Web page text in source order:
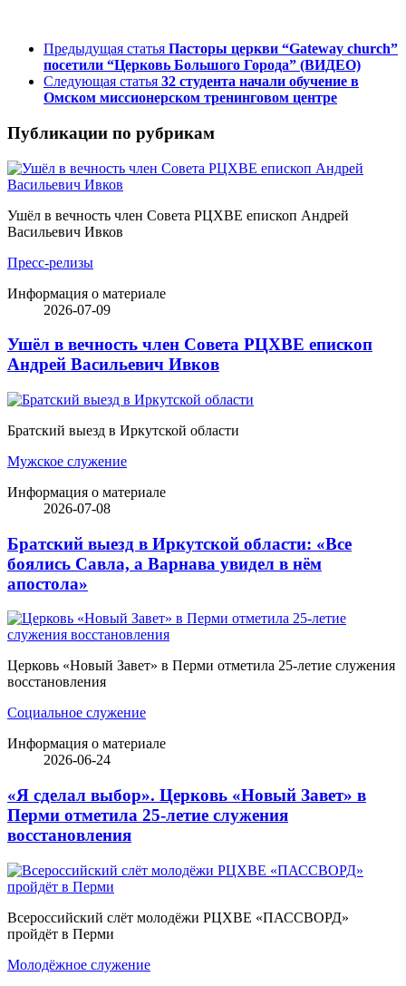
Предыдущая статья Пасторы церкви “Gateway church”
посетили “Церковь Большого Города” (ВИДЕО)
Следующая статья 32 студента начали обучение в
Омском миссионерском тренинговом центре
Публикации по рубрикам
Ушёл в вечность член Совета РЦХВЕ епископ Андрей
Васильевич Ивков
Пресс-релизы
Информация о материале
2026-07-09
Ушёл в вечность член Совета РЦХВЕ епископ
Андрей Васильевич Ивков
Братский выезд в Иркутской области
Мужское служение
Информация о материале
2026-07-08
Братский выезд в Иркутской области: «Все
боялись Савла, а Варнава увидел в нём
апостола»
Церковь «Новый Завет» в Перми отметила 25-летие служения
восстановления
Социальное служение
Информация о материале
2026-06-24
«Я сделал выбор». Церковь «Новый Завет» в
Перми отметила 25-летие служения
восстановления
Всероссийский слёт молодёжи РЦХВЕ «ПАССВОРД»
пройдёт в Перми
Молодёжное служение